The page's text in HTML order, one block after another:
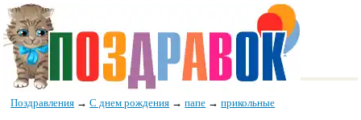
Поздравления →С днем рождения →папе →прикольные